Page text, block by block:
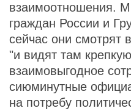
взаимоотношения.
граждан России и
сейчас они смотрят
"и видят там
взаимовыгодное
сиюминутные
на потребу